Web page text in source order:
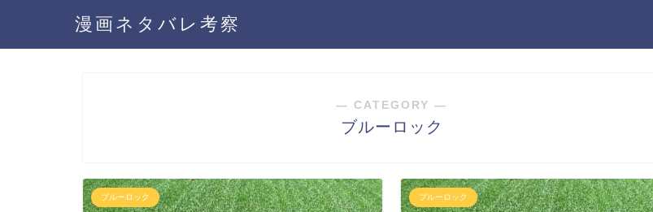
漫画ネタバレ考察
― CATEGORY ―
ブルーロック
ブルーロック ブルーロック